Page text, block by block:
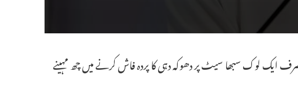
صرف ایک لوک سبھا سیٹ پر دھوکہ دہی کا پردہ فاش کرنے میں چھ مہینے